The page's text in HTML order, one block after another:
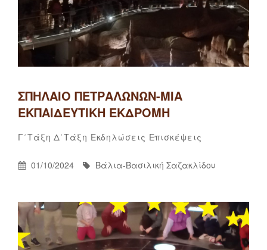
ΣΠΉΛΑΙΟ ΠΕΤΡΑΛΏΝΩΝ-ΜΙΑ
ΕΚΠΑΙΔΕΥΤΙΚΉ ΕΚΔΡΟΜΉ
Categories
Γ΄τάξη Δ΄τάξη Εκδηλώσεις ΕπισκέψειςBy
Βασιλική
Posted
01/10/2024 By
Βάλια-Βασιλική Σαζακλίδου